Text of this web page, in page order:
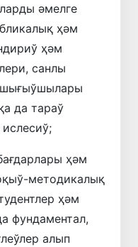
әмелге
ҳәм
ҳәм
санлы
шығыўшылары
да тараў
ҳәм
методикалық
ҳәм
фундаментал,
алып